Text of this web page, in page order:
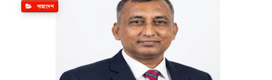
সারাদেশ